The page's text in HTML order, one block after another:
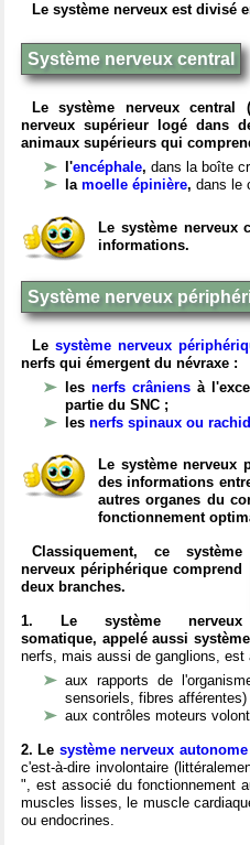
Le système nerveux est divisé
Système nerveux central
Le système nerveux central
nerveux supérieur logé dans
animaux supérieurs qui
l'encéphale, dans la boîte
la moelle épinière, dans le
Le système nerveux
informations.
Système nerveux
Le système nerveux
nerfs qui émergent du névraxe :
les nerfs crâniens à
partie du SNC ;
les nerfs spinaux ou
Le système nerveux
des informations
autres organes du
fonctionnement
Classiquement, ce système
nerveux périphérique comprend
deux branches.
1. Le système nerveux
somatique, appelé aussi
nerfs, mais aussi de ganglions, est
aux rapports de
sensoriels, fibres afférentes)
aux contrôles moteurs
2. Le système nerveux autonome
c'est-à-dire involontaire
", est associé du fonctionnement
muscles lisses, le muscle
ou endocrines.